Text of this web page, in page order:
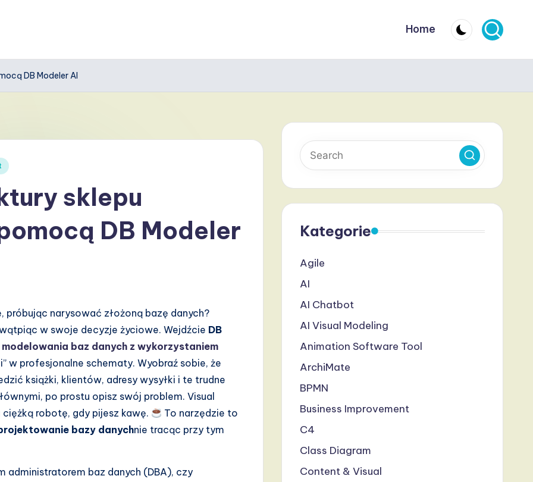
Home
DB Modeler AI
sklepu
DB Modeler
narysować złożoną bazę danych?
w swoje decyzje życiowe. Wejdźcie DB
baz danych z wykorzystaniem
w profesjonalne schematy. Wyobraź sobie, że
książki, klientów, adresy wysyłki i te trudne
po prostu opisz swój problem. Visual
robotę, gdy pijesz kawę.
To narzędzie to
bazy danychnie tracąc przy tym
administratorem baz danych (DBA), czy
Kategorie
Agile
AI
AI Chatbot
AI Visual Modeling
Animation Software Tool
ArchiMate
BPMN
Business Improvement
C4
Class Diagram
Content & Visual